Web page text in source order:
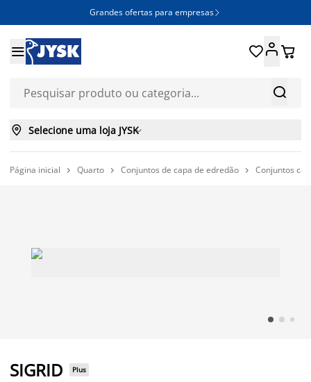
Grandes ofertas para empresas 


 
 Selecione uma loja JYSK
Página inicial  Quarto  Conjuntos de capa de edredão  Conjuntos
SIGRID Plus